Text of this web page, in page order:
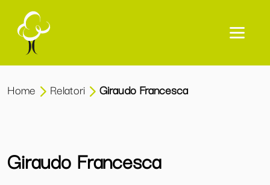
Home Relatori Giraudo Francesca
Giraudo Francesca